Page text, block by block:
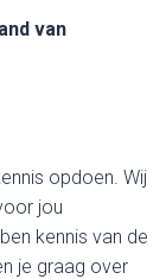
van
opdoen. Wij
jou
kennis van de
je graag over